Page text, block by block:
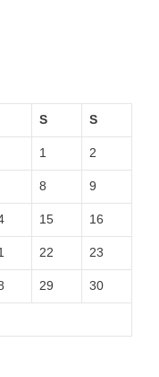
S S
1 2
8 9
15 16
22 23
29 30